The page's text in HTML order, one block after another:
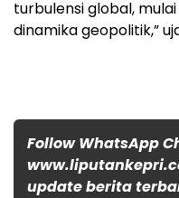
turbulensi global,
dinamika geopolitik,”
Follow WhatsApp
update berita